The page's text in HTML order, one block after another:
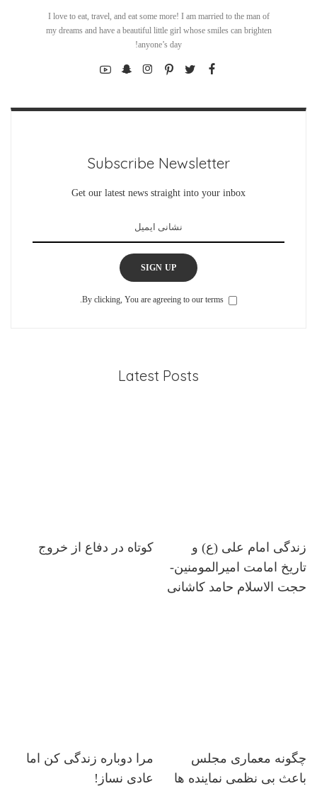
I love to eat, travel, and eat some more! I am married to the man of
my dreams and have a beautiful little girl whose smiles can brighten
anyone’s day!
Subscribe Newsletter
Get our latest news straight into your inbox
SIGN UP
By clicking, You are agreeing to our terms.
Latest Posts
زندگی امام علی (ع) و
تاریخ امامت امیرالمومنین-
حجت الاسلام حامد کاشانی
کوتاه در دفاع از خروج
چگونه معماری مجلس
باعث بی نظمی نماینده ها
مرا دوباره زندگی کن اما
عادی نساز!